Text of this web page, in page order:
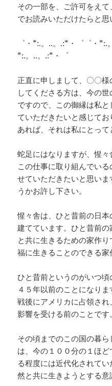
その一部を、ご許可をえ
でお読みいただけたらと思
゜・*:.。..。.:*・゜゜・*:.
*:.。..。.:*・゜
正直に申しまして、〇〇
してくださる方は、今の世
ですので、この御縁は私
ていただきたいと感じて
あれば、それは私にとって
蛇足にはなりますが、惺
この仕事に取り組んでい
せていただきたいと思い
うかお許し下さい。
惺々舎は、ひと昔前の日
建てています。ひと昔前
と共に生きるための家作
福に生きることのできる家
ひと昔前というのがいつ
４５年以前のことになり
戦後にアメリカに占領さ
影響を受ける前のことです。
その頃までのこの国の暮
は、今の１００分の１ほ
る程度には近代化されて
然と共に生きようとする意